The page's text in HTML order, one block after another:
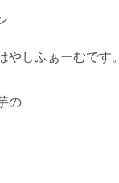
やしふぁーむです。
の